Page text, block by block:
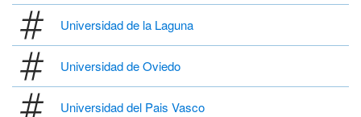
Universidad de la Laguna
Universidad de Oviedo
Universidad del Pais Vasco